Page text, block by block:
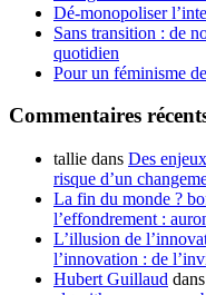
Dé-monopoliser
Sans transition : de
quotidien
Pour un féminisme
Commentaires
tallie dans Des
risque d’un
La fin du monde ?
l’effondrement :
L’illusion de
l’innovation : de
Hubert Guillaud dans